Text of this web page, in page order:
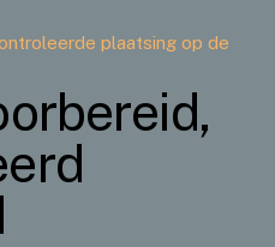
plaatsing op de